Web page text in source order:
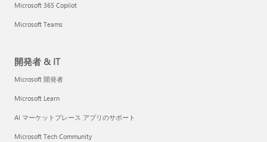
Microsoft 365 Copilot
Microsoft Teams
開発者 & IT
Microsoft 開発者
Microsoft Learn
AI マーケットプレース アプリのサポート
Microsoft Tech Community